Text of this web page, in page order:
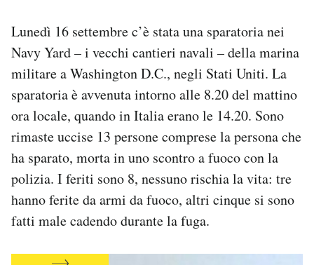
AREA PERSONALE
Notifiche mobile
Regala il Post
Hai bisogno di aiuto?
Esci
Lunedì 16 settembre c’è stata una sparatoria nei
Navy Yard – i vecchi cantieri navali – della marina
militare a Washington D.C., negli Stati Uniti. La
sparatoria è avvenuta intorno alle 8.20 del mattino
ora locale, quando in Italia erano le 14.20. Sono
rimaste uccise 13 persone comprese la persona che
ha sparato, morta in uno scontro a fuoco con la
polizia. I feriti sono 8, nessuno rischia la vita: tre
hanno ferite da armi da fuoco, altri cinque si sono
fatti male cadendo durante la fuga.